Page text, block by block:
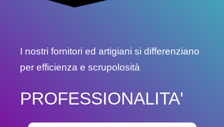
I nostri fornitori ed artigiani si differenziano
per efficienza e scrupolosità
PROFESSIONALITA'